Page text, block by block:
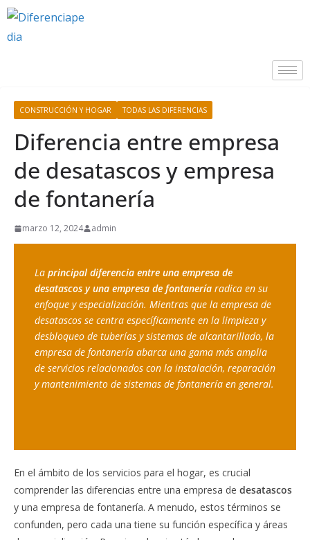
CONSTRUCCIÓN Y HOGAR TODAS LAS DIFERENCIAS
Diferencia entre empresa
de desatascos y empresa
de fontanería
marzo 12, 2024 admin
La principal diferencia entre una empresa de
desatascos y una empresa de fontanería radica en su
enfoque y especialización. Mientras que la empresa de
desatascos se centra específicamente en la limpieza y
desbloqueo de tuberías y sistemas de alcantarillado, la
empresa de fontanería abarca una gama más amplia
de servicios relacionados con la instalación, reparación
y mantenimiento de sistemas de fontanería en general.
En el ámbito de los servicios para el hogar, es crucial
comprender las diferencias entre una empresa de desatascos
y una empresa de fontanería. A menudo, estos términos se
confunden, pero cada una tiene su función específica y áreas